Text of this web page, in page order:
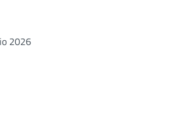
2026